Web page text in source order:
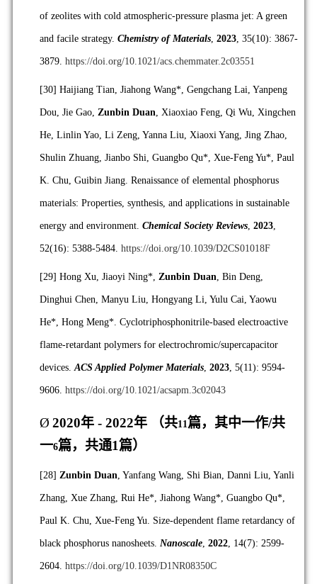
of zeolites with cold atmospheric-pressure plasma jet: A green
and facile strategy. Chemistry of Materials, 2023, 35(10): 3867-
3879. https://doi.org/10.1021/acs.chemmater.2c03551
[30] Haijiang Tian, Jiahong Wang*, Gengchang Lai, Yanpeng
Dou, Jie Gao, Zunbin Duan, Xiaoxiao Feng, Qi Wu, Xingchen
He, Linlin Yao, Li Zeng, Yanna Liu, Xiaoxi Yang, Jing Zhao,
Shulin Zhuang, Jianbo Shi, Guangbo Qu*, Xue-Feng Yu*, Paul
K. Chu, Guibin Jiang. Renaissance of elemental phosphorus
materials: Properties, synthesis, and applications in sustainable
energy and environment. Chemical Society Reviews, 2023,
52(16): 5388-5484. https://doi.org/10.1039/D2CS01018F
[29] Hong Xu, Jiaoyi Ning*, Zunbin Duan, Bin Deng,
Dinghui Chen, Manyu Liu, Hongyang Li, Yulu Cai, Yaowu
He*, Hong Meng*. Cyclotriphosphonitrile-based electroactive
flame-retardant polymers for electrochromic/supercapacitor
devices.ACS Applied Polymer Materials, 2023, 5(11): 9594-
9606. https://doi.org/10.1021/acsapm.3c02043
Ø 2020年- 2022年 （共11篇，其中一作/共
一6篇，共通1篇）
[28] Zunbin Duan, Yanfang Wang, Shi Bian, Danni Liu, Yanli
Zhang, Xue Zhang, Rui He*, Jiahong Wang*, Guangbo Qu*,
Paul K. Chu, Xue-Feng Yu. Size-dependent flame retardancy of
black phosphorus nanosheets. Nanoscale, 2022, 14(7): 2599-
2604. https://doi.org/10.1039/D1NR08350C